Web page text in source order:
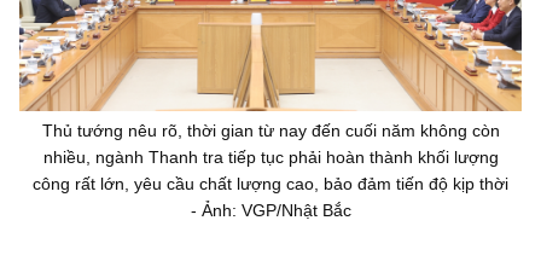
Thủ tướng nêu rõ, thời gian từ nay đến cuối năm không còn
nhiều, ngành Thanh tra tiếp tục phải hoàn thành khối lượng
công rất lớn, yêu cầu chất lượng cao, bảo đảm tiến độ kịp thời
- Ảnh: VGP/Nhật Bắc